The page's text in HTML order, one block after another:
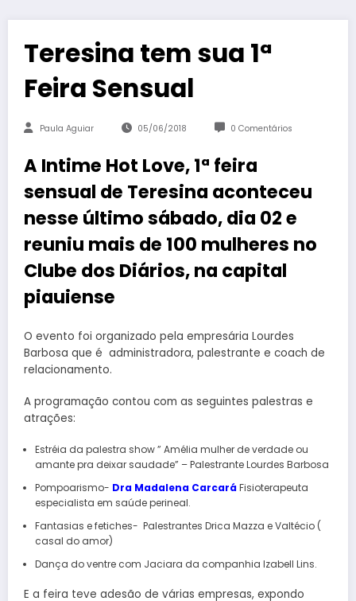
Teresina tem sua 1ª
Feira Sensual
Paula Aguiar 05/06/2018 0 Comentários
A Intime Hot Love, 1ª feira
sensual de Teresina aconteceu
nesse último sábado, dia 02 e
reuniu mais de 100 mulheres no
Clube dos Diários, na capital
piauiense
O evento foi organizado pela empresária Lourdes
Barbosa que é administradora, palestrante e coach de
relacionamento.
A programação contou com as seguintes palestras e
atrações:
Estréia da palestra show ” Amélia mulher de verdade ou
amante pra deixar saudade” – Palestrante Lourdes Barbosa
Pompoarismo- Dra Madalena Carcará Fisioterapeuta
especialista em saúde perineal.
Fantasias e fetiches- Palestrantes Drica Mazza e Valtécio (
casal do amor)
Dança do ventre com Jaciara da companhia Izabell Lins.
E a feira teve adesão de várias empresas, expondo